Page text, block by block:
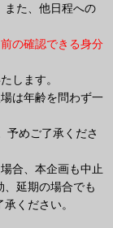
また、他日程への
の確認できる身分
します。
は年齢を問わず一
予めご了承くださ
合、本企画も中止
、延期の場合でも
ください。